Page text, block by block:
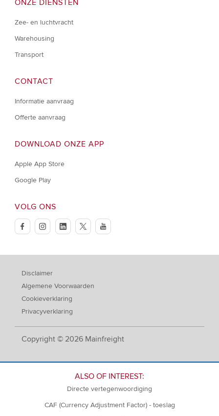
ONZE DIENSTEN
Zee- en luchtvracht
Warehousing
Transport
CONTACT
Informatie aanvraag
Offerte aanvraag
DOWNLOAD ONZE APP
Apple App Store
Google Play
VOLG ONS
facebookinstagramlinkedintwitteryoutube
Copyright © 2026 Mainfreight
Disclaimer
Algemene Voorwaarden
Cookieverklaring
Privacyverklaring
ALSO OF INTEREST:
Directe vertegenwoordiging
CAF (Currency Adjustment Factor) - toeslag